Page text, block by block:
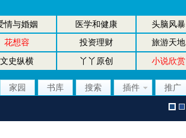
情与婚姻 医学和健康 头脑风暴
花想容 投资理财 旅游天地
文史纵横 丫丫原创 小说欣赏
家园 书库 搜索 插件 推广